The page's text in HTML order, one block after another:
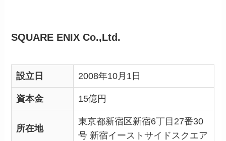
SQUARE ENIX Co.,Ltd.
設立日 2008年10月1日
資本金 15億円
所在地
東京都新宿区新宿6丁目27番30
号 新宿イーストサイドスクエア